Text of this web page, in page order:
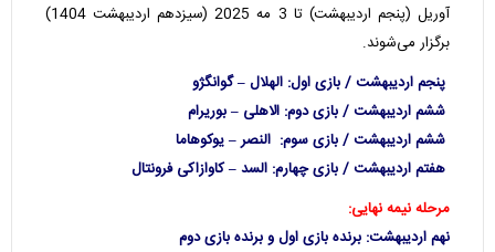
آوریل (پنجم اردیبهشت) تا 3 مه 2025 (سیزدهم اردیبهشت 1404)
برگزار می‌شوند.
پنجم اردیبهشت / بازی اول: الهلال – گوانگژو
ششم اردیبهشت / بازی دوم: الاهلی – بوریرام
ششم اردیبهشت / بازی سوم: النصر – یوکوهاما
هفتم اردیبهشت / بازی چهارم: السد – کاوازاکی فرونتال
مرحله نیمه نهایی:
نهم اردیبهشت: برنده بازی اول و برنده بازی دوم